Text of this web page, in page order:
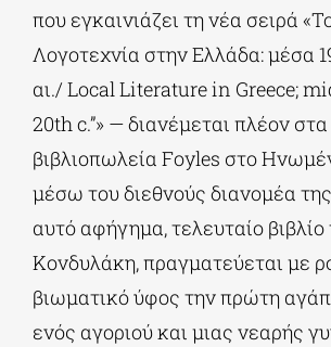
που εγκαινιάζει τη νέα σειρά
Λογοτεχνία στην Ελλάδα: μέσα
αι./ Local Literature in Greece;
20th c.”» — διανέμεται πλέον στα
βιβλιοπωλεία Foyles στο
μέσω του διεθνούς διανομέα
αυτό αφήγημα, τελευταίο βιβλίο
Κονδυλάκη, πραγματεύεται με
βιωματικό ύφος την πρώτη
ενός αγοριού και μιας νεαρής